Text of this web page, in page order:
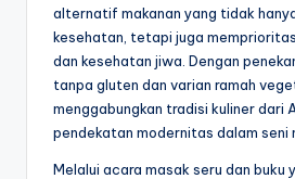
alternatif makanan yang tidak
kesehatan, tetapi juga
dan kesehatan jiwa. Dengan
tanpa gluten dan varian ramah
menggabungkan tradisi kuliner dari
pendekatan modernitas dalam seni
Melalui acara masak seru dan buku